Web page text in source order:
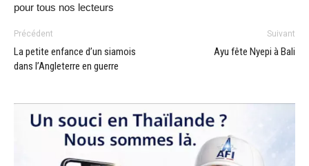
pour tous nos lecteurs
Précédent
La petite enfance d’un siamois
dans l’Angleterre en guerre
Suivant
Ayu fête Nyepi à Bali